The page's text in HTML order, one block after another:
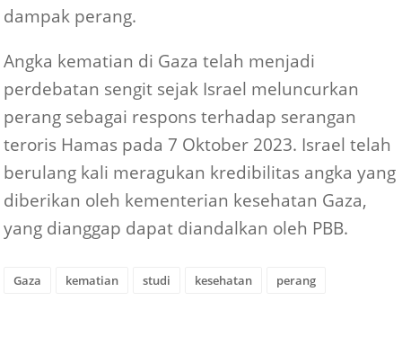
dampak perang.
Angka kematian di Gaza telah menjadi
perdebatan sengit sejak Israel meluncurkan
perang sebagai respons terhadap serangan
teroris Hamas pada 7 Oktober 2023. Israel telah
berulang kali meragukan kredibilitas angka yang
diberikan oleh kementerian kesehatan Gaza,
yang dianggap dapat diandalkan oleh PBB.
Gaza kematian studi kesehatan perang